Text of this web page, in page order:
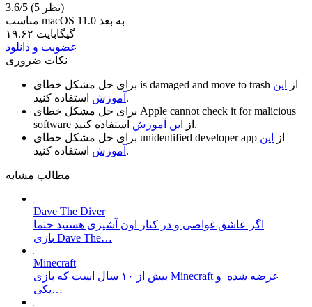
3.6/5
(5 نظر)
مناسب macOS 11.0 به بعد
۱۹.۶۲ گیگابایت
عضویت و دانلود
نکات ضروری
is damaged and move to trash از
این
آموزش استفاده کنید.
Apple cannot check it for malicious
software
از این آموزش
استفاده کنید.
unidentified developer app از
این
آموزش استفاده کنید.
مطالب مشابه
Dave The Diver
اگر عاشق غواصی و در کنار اون آشپزی هستید حتما
بازی Dave The…
Minecraft
بیش از ۱۰ سال است که بازی Minecraft عرضه شده و
یکی…